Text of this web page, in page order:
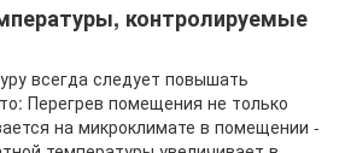
контролируемые
всегда следует повышать
Перегрев помещения не только
на микроклимате в помещении -